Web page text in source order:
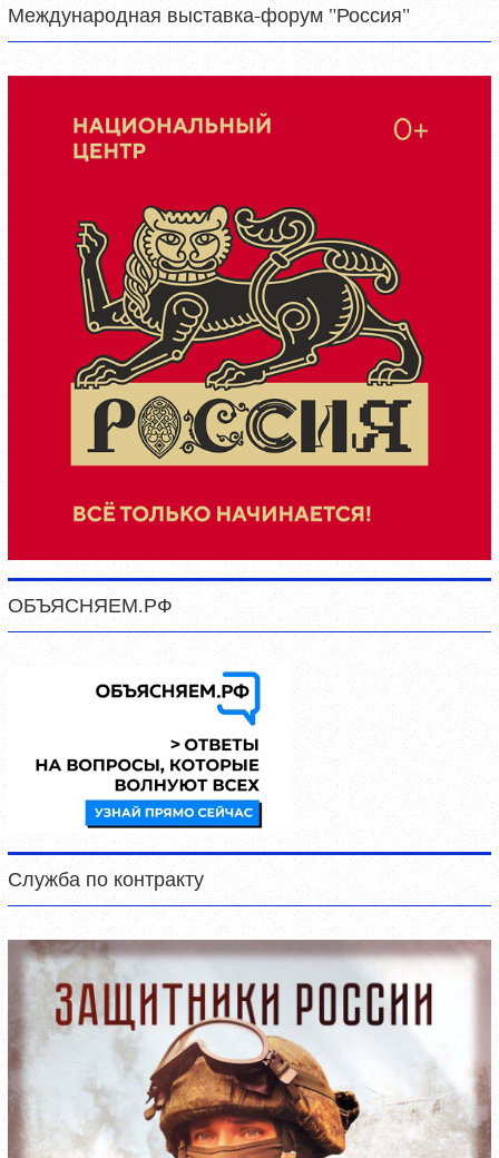
Международная выставка-форум "Россия"
ОБЪЯСНЯЕМ.РФ
Служба по контракту